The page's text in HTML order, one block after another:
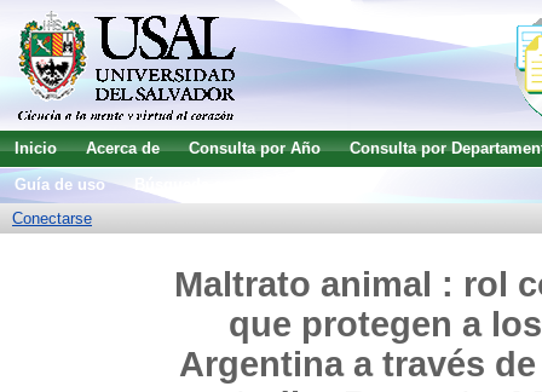
Inicio Acerca de Consulta por Año
Consulta por
Guía de uso
Conectarse
Maltrato animal : rol
que protegen a
Argentina a través